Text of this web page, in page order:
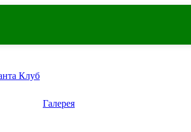
Клуб
Галерея